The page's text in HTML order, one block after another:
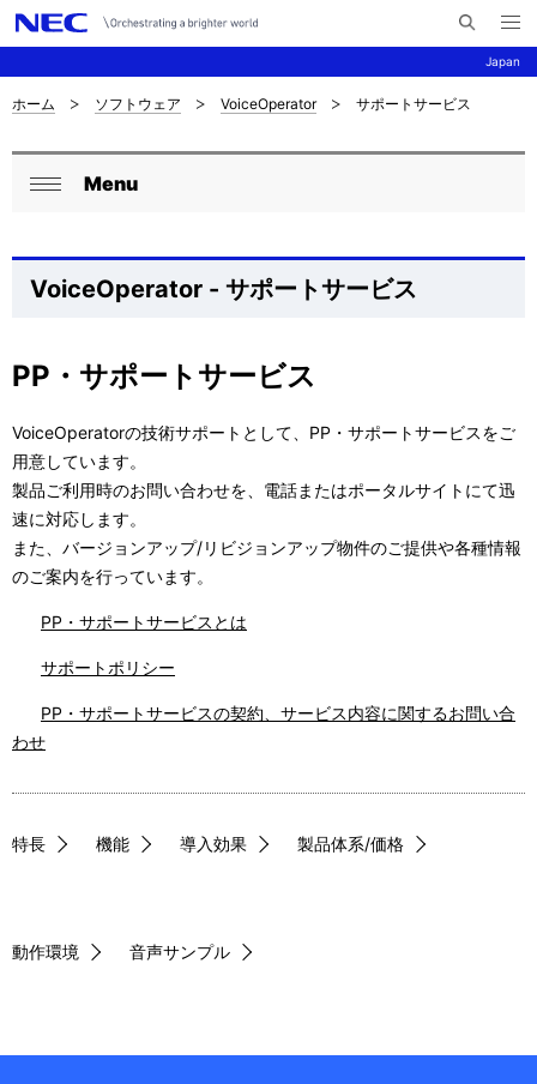
Japan
イ
メ
ニ
ュ
ナ
ビ
シ
サ
イ
ト
の
在
位
置
を
表
い
ホーム ソフトウェア VoiceOperator サポートサービス
ロ
カ
ナ
ゲ
ー
シ
ョ
Menu
VoiceOperator - サポートサービス
PP・サポートサービス
VoiceOperatorの技術サポートとして、PP・サポートサービスをご
用意しています。
製品ご利用時のお問い合わせを、電話またはポータルサイトにて迅
速に対応します。
また、バージョンアップ/リビジョンアップ物件のご提供や各種情報
のご案内を行っています。
PP・サポートサービスとは
サポートポリシー
PP・サポートサービスの契約、サービス内容に関するお問い合
わせ
特長 機能 導入効果 製品体系/価格
動作環境 音声サンプル